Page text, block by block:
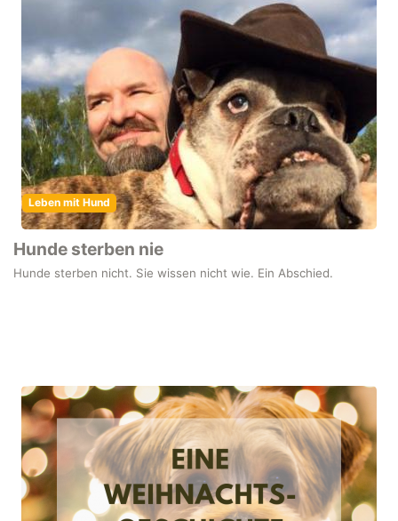
Leben mit Hund
Hunde sterben nie
Hunde sterben nicht. Sie wissen nicht wie. Ein Abschied.